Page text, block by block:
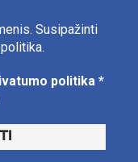
Susipažinti
politika *